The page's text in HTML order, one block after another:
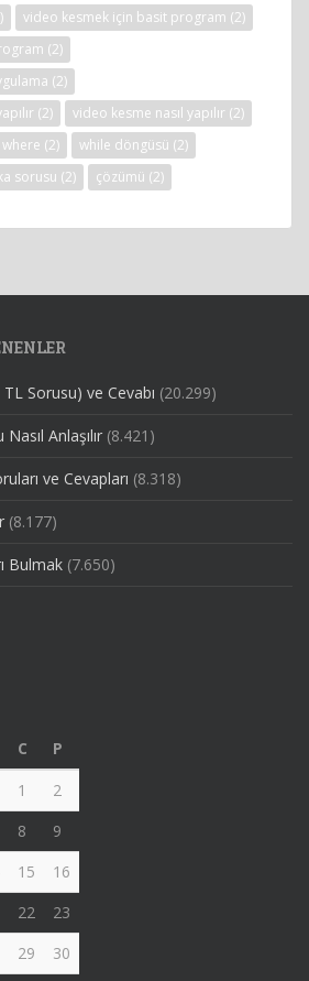
video kesmek için basit program (2)
(2)
(2)
(2) video kesme nasıl yapılır (2)
where (2) while döngüsü (2)
sorusu (2) çözümü (2)
Sorusu) ve Cevabı (20.299)
Anlaşılır (8.421)
ve Cevapları (8.318)
(8.177)
Bulmak (7.650)
C
P
1
2
8
9
15
16
22
23
29
30